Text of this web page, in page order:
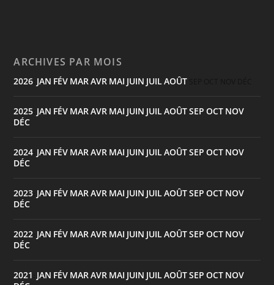
ARCHIVES PAR MOIS
2026 JAN FÉV MAR AVR MAI JUIN JUIL AOÛT
2025 JAN FÉV MAR AVR MAI JUIN JUIL AOÛTSEP OCT NOV
DÉC
2024 JAN FÉV MAR AVR MAI JUIN JUIL AOÛTSEP OCT NOV
DÉC
2023 JAN FÉV MAR AVR MAI JUIN JUIL AOÛTSEP OCT NOV
DÉC
2022 JAN FÉV MAR AVR MAI JUIN JUIL AOÛTSEP OCT NOV
DÉC
2021 JAN FÉV MAR AVR MAI JUIN JUIL AOÛTSEP OCT NOV